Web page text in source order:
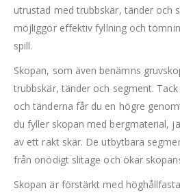
utrustad med trubbskär, tänder och
möjliggör effektiv fyllning och
spill.
Skopan, som även benämns
trubbskär, tänder och segment.
och tänderna får du en högre
du fyller skopan med bergmaterial,
av ett rakt skär. De utbytbara
från onödigt slitage och ökar
Skopan är förstärkt med